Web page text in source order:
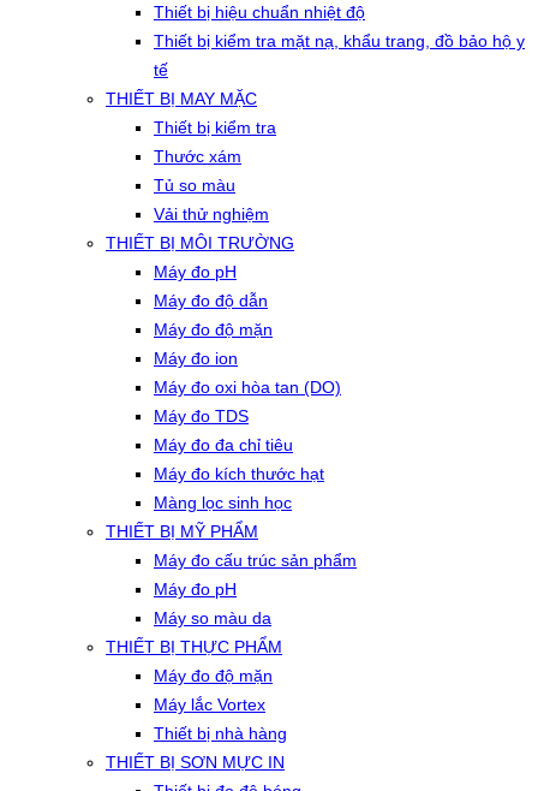
Thiết bị hiệu chuẩn nhiệt độ
Thiết bị kiểm tra mặt nạ, khẩu trang, đồ bảo hộ y
tế
THIẾT BỊ MAY MẶC
Thiết bị kiểm tra
Thước xám
Tủ so màu
Vải thử nghiệm
THIẾT BỊ MÔI TRƯỜNG
Máy đo pH
Máy đo độ dẫn
Máy đo độ mặn
Máy đo ion
Máy đo oxi hòa tan (DO)
Máy đo TDS
Máy đo đa chỉ tiêu
Máy đo kích thước hạt
Màng lọc sinh học
THIẾT BỊ MỸ PHẨM
Máy đo cấu trúc sản phẩm
Máy đo pH
Máy so màu da
THIẾT BỊ THỰC PHẨM
Máy đo độ mặn
Máy lắc Vortex
Thiết bị nhà hàng
THIẾT BỊ SƠN MỰC IN